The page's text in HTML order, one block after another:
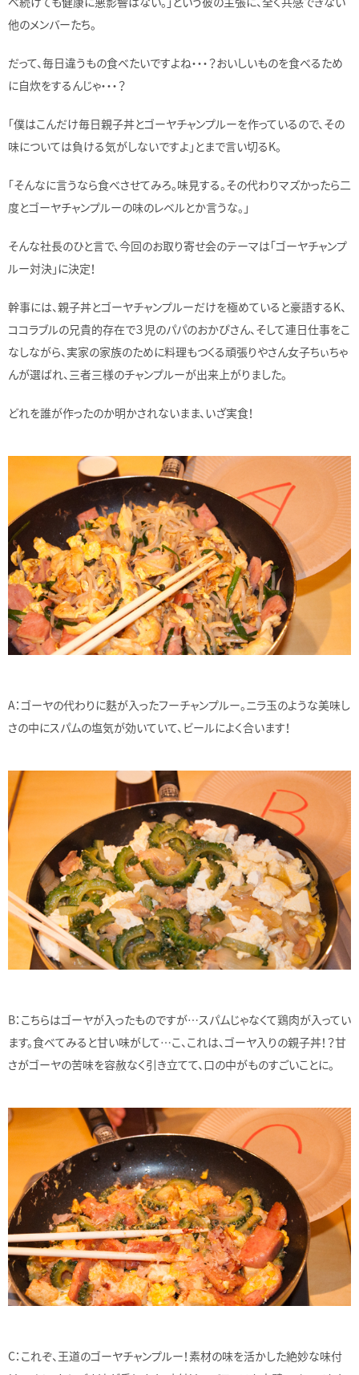
他のメンバーたち。
だって、毎日違うもの食べたいですよね・・・？おいしいものを食べるため
に自炊をするんじゃ・・・？
「僕はこんだけ毎日親子丼とゴーヤチャンプルーを作っているので、その
味については負ける気がしないですよ」とまで言い切るK。
「そんなに言うなら食べさせてみろ。味見する。その代わりマズかったら二
度とゴーヤチャンプルーの味のレベルとか言うな。」
そんな社長のひと言で、今回のお取り寄せ会のテーマは「ゴーヤチャンプ
ルー対決」に決定！
幹事には、親子丼とゴーヤチャンプルーだけを極めていると豪語するK、
ココラブルの兄貴的存在で３児のパパのおかぴさん、そして連日仕事をこ
なしながら、実家の家族のために料理もつくる頑張りやさん女子ちぃちゃ
んが選ばれ、三者三様のチャンプルーが出来上がりました。
どれを誰が作ったのか明かされないまま、いざ実食！
A：ゴーヤの代わりに麩が入ったフーチャンプルー。ニラ玉のような美味し
さの中にスパムの塩気が効いていて、ビールによく合います！
B：こちらはゴーヤが入ったものですが…スパムじゃなくて鶏肉が入ってい
ます。食べてみると甘い味がして…こ、これは、ゴーヤ入りの親子丼！？甘
さがゴーヤの苦味を容赦なく引き立てて、口の中がものすごいことに。
C：これぞ、王道のゴーヤチャンプルー！素材の味を活かした絶妙な味付